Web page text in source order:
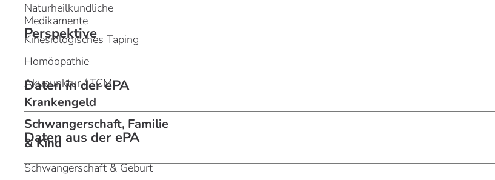
Naturheilkundliche
Medikamente
Kinesiologisches Taping
Homöopathie
Akupunktur / TCM
Krankengeld
Schwangerschaft, Familie
& Kind
Schwangerschaft & Geburt
Perspektive
Daten in der ePA
Daten aus der ePA